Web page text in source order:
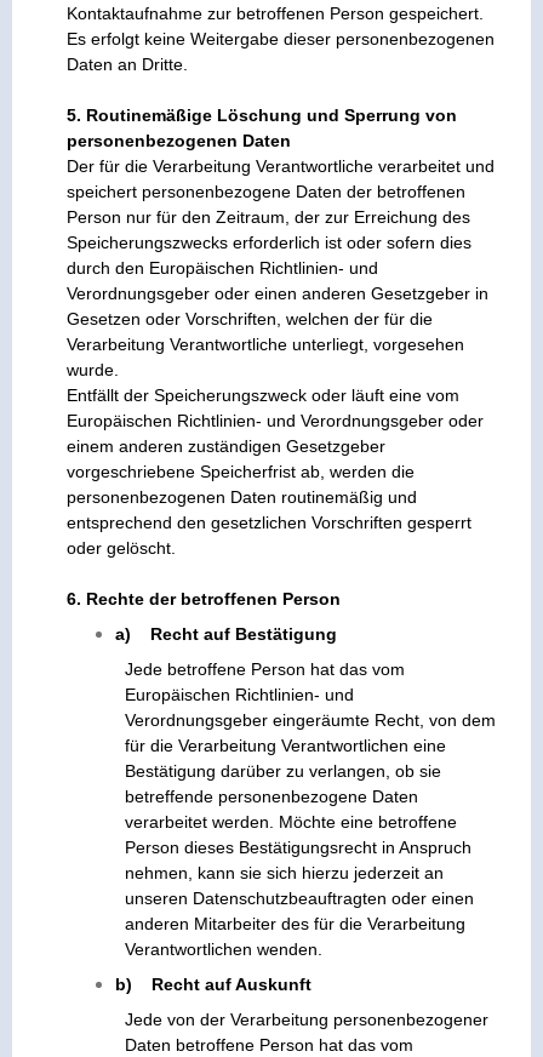
Kontaktaufnahme zur betroffenen Person gespeichert.
Es erfolgt keine Weitergabe dieser personenbezogenen
Daten an Dritte.
5. Routinemäßige Löschung und Sperrung von
personenbezogenen Daten
Der für die Verarbeitung Verantwortliche verarbeitet und
speichert personenbezogene Daten der betroffenen
Person nur für den Zeitraum, der zur Erreichung des
Speicherungszwecks erforderlich ist oder sofern dies
durch den Europäischen Richtlinien- und
Verordnungsgeber oder einen anderen Gesetzgeber in
Gesetzen oder Vorschriften, welchen der für die
Verarbeitung Verantwortliche unterliegt, vorgesehen
wurde.
Entfällt der Speicherungszweck oder läuft eine vom
Europäischen Richtlinien- und Verordnungsgeber oder
einem anderen zuständigen Gesetzgeber
vorgeschriebene Speicherfrist ab, werden die
personenbezogenen Daten routinemäßig und
entsprechend den gesetzlichen Vorschriften gesperrt
oder gelöscht.
6. Rechte der betroffenen Person
a) Recht auf Bestätigung
Jede betroffene Person hat das vom
Europäischen Richtlinien- und
Verordnungsgeber eingeräumte Recht, von dem
für die Verarbeitung Verantwortlichen eine
Bestätigung darüber zu verlangen, ob sie
betreffende personenbezogene Daten
verarbeitet werden. Möchte eine betroffene
Person dieses Bestätigungsrecht in Anspruch
nehmen, kann sie sich hierzu jederzeit an
unseren Datenschutzbeauftragten oder einen
anderen Mitarbeiter des für die Verarbeitung
Verantwortlichen wenden.
b) Recht auf Auskunft
Jede von der Verarbeitung personenbezogener
Daten betroffene Person hat das vom